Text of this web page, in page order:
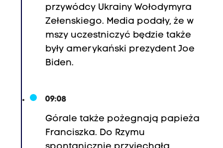
przywódcy Ukrainy Wołodymyra
Zełenskiego. Media podały, że w
mszy uczestniczyć będzie także
były amerykański prezydent Joe
Biden.
09:08
Górale także pożegnają papieża
Franciszka. Do Rzymu